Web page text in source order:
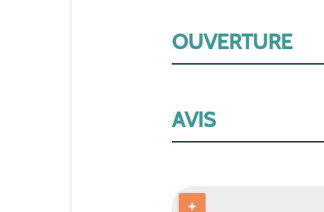
OUVERTURE
AVIS